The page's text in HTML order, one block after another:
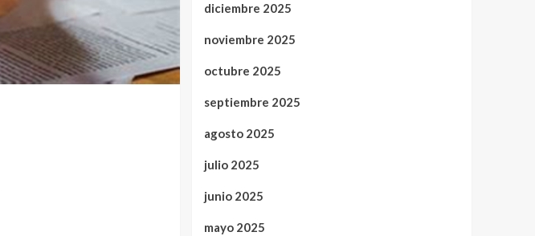
diciembre 2025
noviembre 2025
octubre 2025
septiembre 2025
agosto 2025
julio 2025
junio 2025
mayo 2025